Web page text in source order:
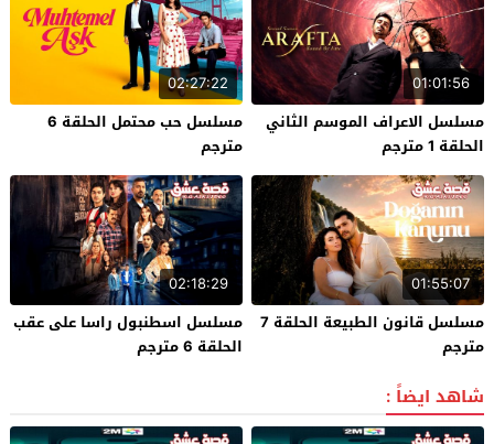
01:01:56
مسلسل الاعراف الموسم الثاني
الحلقة 1 مترجم
02:27:22
مسلسل حب محتمل الحلقة 6
مترجم
01:55:07
مسلسل قانون الطبيعة الحلقة 7
مترجم
02:18:29
مسلسل اسطنبول راسا على عقب
الحلقة 6 مترجم
شاهد ايضاً :